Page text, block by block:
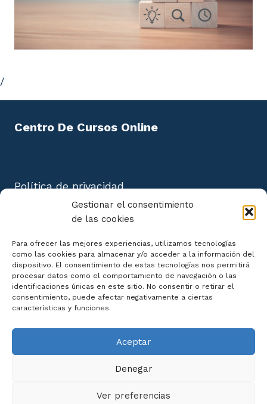
Gestionar el consentimiento
de las cookies
Para ofrecer las mejores experiencias, utilizamos tecnologías
como las cookies para almacenar y/o acceder a la información del
dispositivo. El consentimiento de estas tecnologías nos permitirá
procesar datos como el comportamiento de navegación o las
identificaciones únicas en este sitio. No consentir o retirar el
consentimiento, puede afectar negativamente a ciertas
características y funciones.
Aceptar
Denegar
Ver preferencias
/
Centro De Cursos Online
Política de privacidad
Aviso Legal
Política de cookies
Declaración de Accesibilidad